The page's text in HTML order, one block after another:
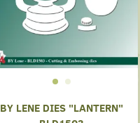
BY LENE DIES "LANTERN"